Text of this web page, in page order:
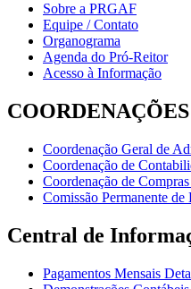
Sobre a PRGAF
Equipe / Contato
Organograma
Agenda do Pró-Reitor
Acesso à Informação
COORDENAÇÕES
Coordenação Geral de
Coordenação de
Coordenação de
Comissão Permanente
Central de
Pagamentos Mensais